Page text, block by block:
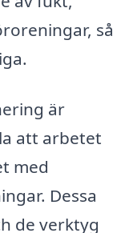
så
är
att arbetet
med
Dessa
de verktyg